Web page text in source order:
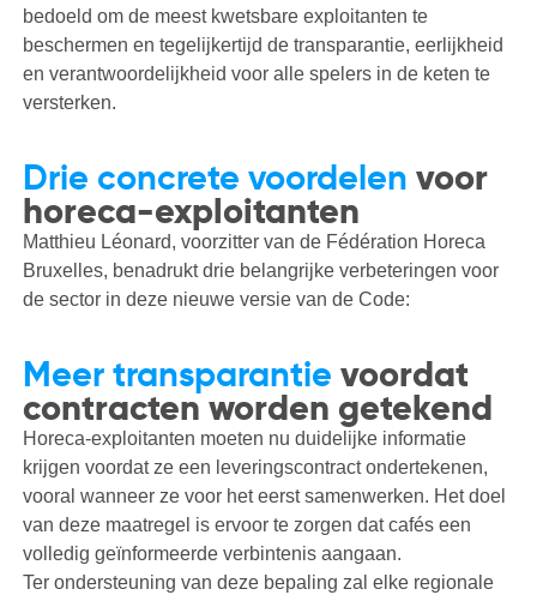
bedoeld om de meest kwetsbare exploitanten te
beschermen en tegelijkertijd de transparantie, eerlijkheid
en verantwoordelijkheid voor alle spelers in de keten te
versterken.
Drie concrete voordelen voor
horeca-exploitanten
Matthieu Léonard, voorzitter van de Fédération Horeca
Bruxelles, benadrukt drie belangrijke verbeteringen voor
de sector in deze nieuwe versie van de Code:
Meer transparantie voordat
contracten worden getekend
Horeca-exploitanten moeten nu duidelijke informatie
krijgen voordat ze een leveringscontract ondertekenen,
vooral wanneer ze voor het eerst samenwerken. Het doel
van deze maatregel is ervoor te zorgen dat cafés een
volledig geïnformeerde verbintenis aangaan.
Ter ondersteuning van deze bepaling zal elke regionale